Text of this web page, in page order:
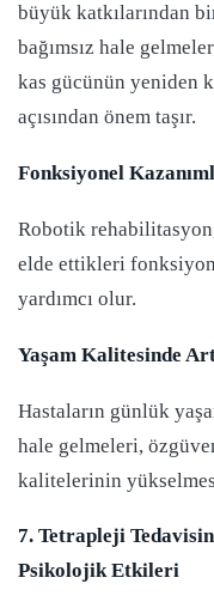
büyük katkılarından
bağımsız hale
kas gücünün yeniden
açısından önem taşır.
Fonksiyonel
Robotik
elde ettikleri
yardımcı olur.
Yaşam Kalitesinde
Hastaların günlük
hale gelmeleri,
kalitelerinin
7. Tetrapleji
Psikolojik Etkileri